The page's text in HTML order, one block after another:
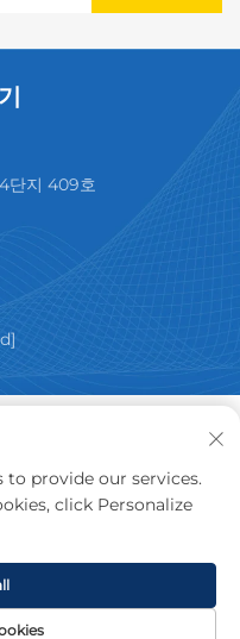
단지 409호
고차 딜러십 유한회사. 모
to provide our services.
click Personalize